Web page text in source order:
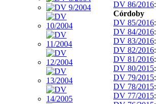
DV 86/2016:
Córdoby
DV 85/2016:
DV 84/2016:
DV 83/2016:
DV 82/2016:
DV 81/2016:
DV 80/2015:
DV 79/2015:
DV 78/2015:
DV 77/2015: